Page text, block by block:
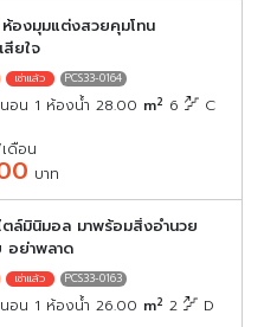
องมุมแต่งสวยคุมโทน
สียใจ
PCS33-0164
อน 1 ห้องน้ำ 28.00 m2 6 C
เดือน
บาท
ล์มินิมอล มาพร้อมสิ่งอำนวย
อย่าพลาด
PCS33-0163
อน 1 ห้องน้ำ 26.00 m2 2 D